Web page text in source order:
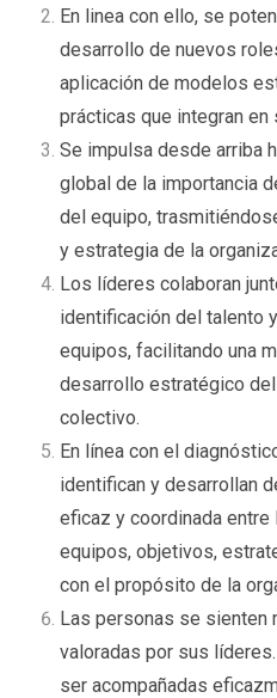
En linea con ello, se
desarrollo de nuevos
aplicación de modelos
prácticas que integran en
Se impulsa desde arriba
global de la importancia
del equipo,
y estrategia de la
Los líderes colaboran
identificación del talento
equipos, facilitando una
desarrollo estratégico
colectivo.
En línea con el
identifican y desarrollan
eficaz y coordinada
equipos, objetivos,
con el propósito de la
Las personas se sienten
valoradas por sus
ser acompañadas